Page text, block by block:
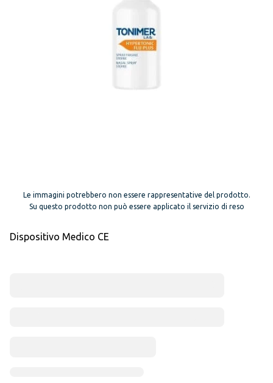
Le immagini potrebbero non essere rappresentative del prodotto.
Su questo prodotto non può essere applicato il servizio di reso
Dispositivo Medico CE